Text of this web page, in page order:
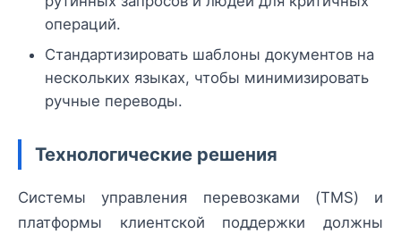
операций.
Стандартизировать шаблоны документов на
нескольких языках, чтобы минимизировать
ручные переводы.
Технологические решения
Системы управления перевозками (TMS) и
платформы клиентской поддержки должны